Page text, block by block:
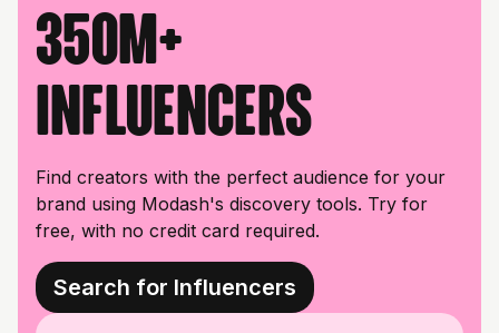
350M+
influencers
Find creators with the perfect audience for your
brand using Modash's discovery tools. Try for
free, with no credit card required.
Search for Influencers